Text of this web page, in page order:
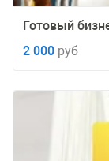
Готовый
2 000 руб